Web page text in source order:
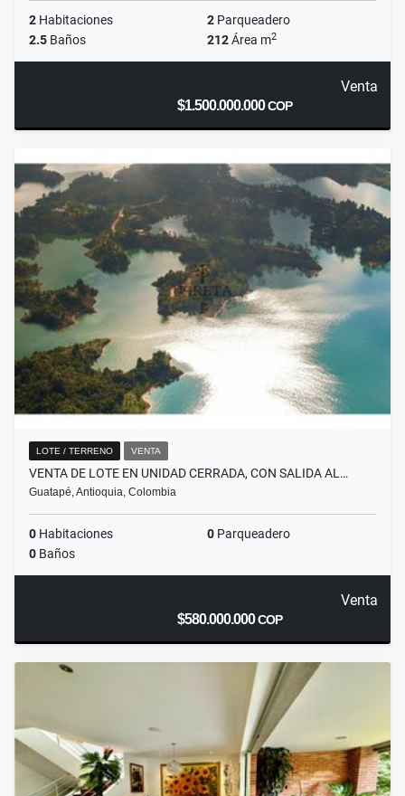
2 Habitaciones 2 Parqueadero
2.5 Baños 212Área m2
Venta
$1.500.000.000COP
LOTE / TERRENO VENTA
VENTA DE LOTE EN UNIDAD CERRADA, CON SALIDA AL…
Guatapé, Antioquia, Colombia
0 Habitaciones 0 Parqueadero
0 Baños
Venta
$580.000.000COP